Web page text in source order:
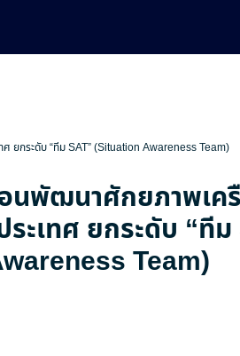
ยกระดับ “ทีม SAT” (Situation Awareness Team)
นพัฒนาศักยภาพเค
ะเทศ ยกระดับ “ที
Team)